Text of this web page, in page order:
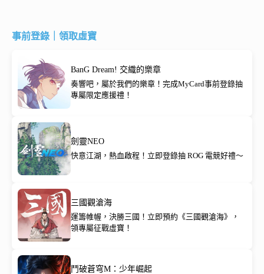
事前登錄｜領取虛寶
BanG Dream! 交織的樂章
奏響吧，屬於我們的樂章！完成MyCard事前登錄抽
專屬限定應援禮！
劍靈NEO
快意江湖，熱血啟程！立即登錄抽 ROG 電競好禮～
三國觀滄海
運籌帷幄，決勝三國！立即預約《三國觀滄海》，
領專屬征戰虛寶！
鬥破蒼穹M：少年崛起